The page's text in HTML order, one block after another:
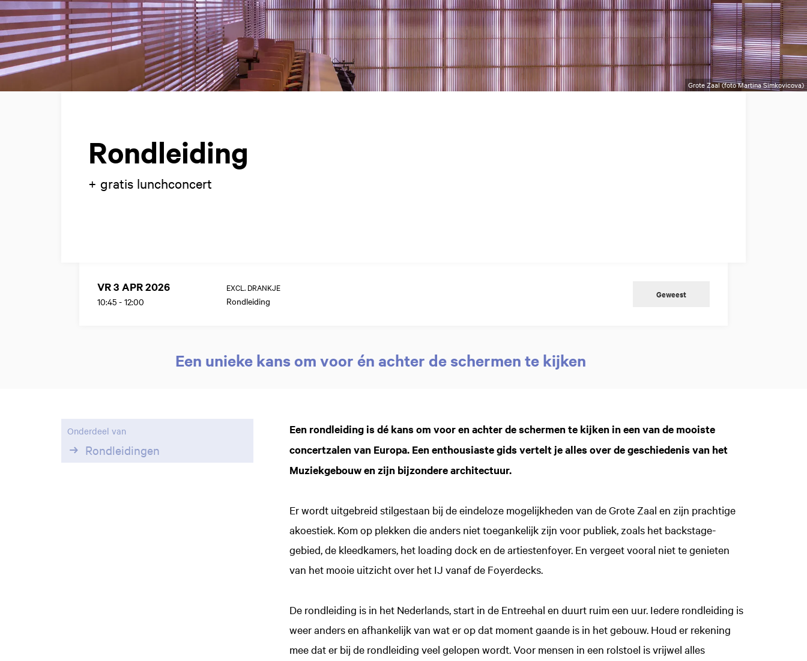
Grote Zaal (foto Martina Simkovicova)
Rondleiding
+ gratis lunchconcert
VR 3 APR 2026
10:45 - 12:00
EXCL. DRANKJE
Rondleiding
Geweest
Een unieke kans om voor én achter de schermen te kijken
Een rondleiding is dé kans om voor en achter de schermen te kijken in een van de mooiste
concertzalen van Europa. Een enthousiaste gids vertelt je alles over de geschiedenis van het
Muziekgebouw en zijn bijzondere architectuur.
Er wordt uitgebreid stilgestaan bij de eindeloze mogelijkheden van de Grote Zaal en zijn prachtige
akoestiek. Kom op plekken die anders niet toegankelijk zijn voor publiek, zoals het backstage-
gebied, de kleedkamers, het loading dock en de artiestenfoyer. En vergeet vooral niet te genieten
van het mooie uitzicht over het IJ vanaf de Foyerdecks.
De rondleiding is in het Nederlands, start in de Entreehal en duurt ruim een uur. Iedere rondleiding is
weer anders en afhankelijk van wat er op dat moment gaande is in het gebouw. Houd er rekening
mee dat er bij de rondleiding veel gelopen wordt. Voor mensen in een rolstoel is vrijwel alles
Onderdeel van
Rondleidingen